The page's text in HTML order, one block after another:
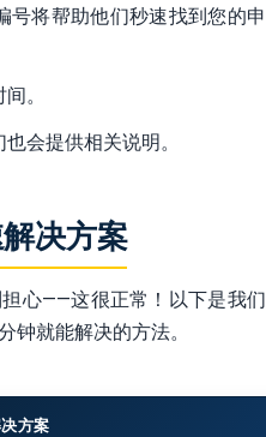
号将帮助他们秒速找到您的申
。
会提供相关说明。
决方案
心——这很正常！以下是我们
钟就能解决的方法。
方案